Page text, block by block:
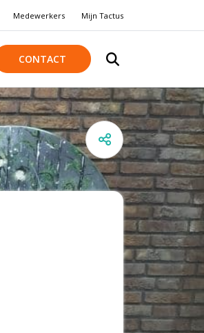
Medewerkers Mijn Tactus
CONTACT